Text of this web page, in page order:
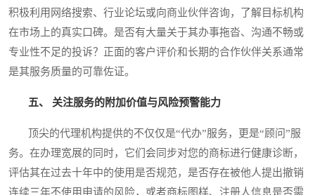
积极利用网络搜索、行业论坛或向商业伙伴咨询，了解目标机构
在市场上的真实口碑。是否有大量关于其办事拖沓、沟通不畅或
专业性不足的投诉？正面的客户评价和长期的合作伙伴关系通常
是其服务质量的可靠佐证。
五、 关注服务的附加价值与风险预警能力
顶尖的代理机构提供的不仅仅是“代办”服务，更是“顾问”服
务。在办理宽展的同时，它们会同步对您的商标进行健康诊断，
评估其在过去十年中的使用是否规范，是否存在被他人提出撤销
连续三年不使用申请的风险，或者商标图样、注册人信息是否需